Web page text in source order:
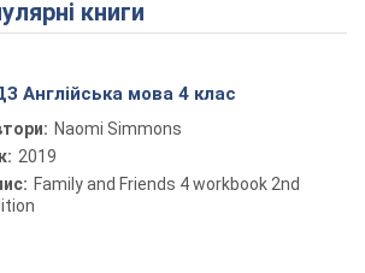
книги
Англійська мова 4 клас
Naomi Simmons
2019
Family and Friends 4 workbook 2nd